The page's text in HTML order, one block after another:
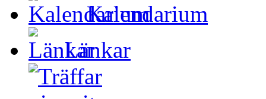
Kalendarium
Länkar